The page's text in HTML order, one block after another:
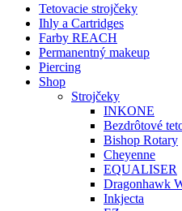
Tetovacie strojčeky
Ihly a Cartridges
Farby REACH
Permanentný makeup
Piercing
Shop
Strojčeky
INKONE
Bezdrôtové
Bishop Rotary
Cheyenne
EQUALISER
Dragonhawk
Inkjecta